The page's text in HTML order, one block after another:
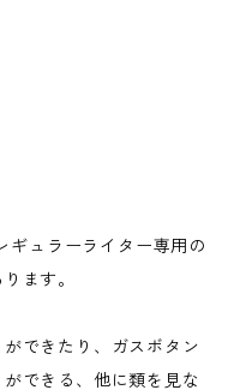
ギュラーライター専用の
ます。
できたり、ガスボタン
できる、他に類を見な